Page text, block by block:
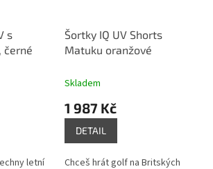
s
černé
letní
Šortky IQ UV Shorts
Matuku oranžové
Skladem
1 987 Kč
DETAIL
Chceš hrát golf na Britských